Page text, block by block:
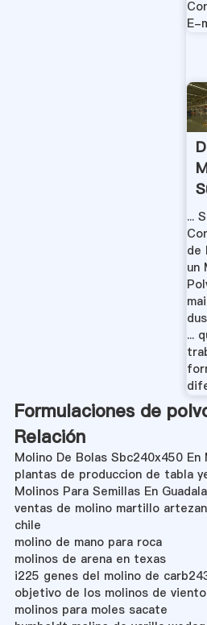
E-
O
...
de
un
...
Formulaciones de
Relación
Molino De Bolas Sbc240x450 En
plantas de produccion de tabla
Molinos Para Semillas En
ventas de molino martillo
chile
molino de mano para roca
molinos de arena en texas
i225 genes del molino de
objetivo de los molinos de viento
molinos para moles sacate